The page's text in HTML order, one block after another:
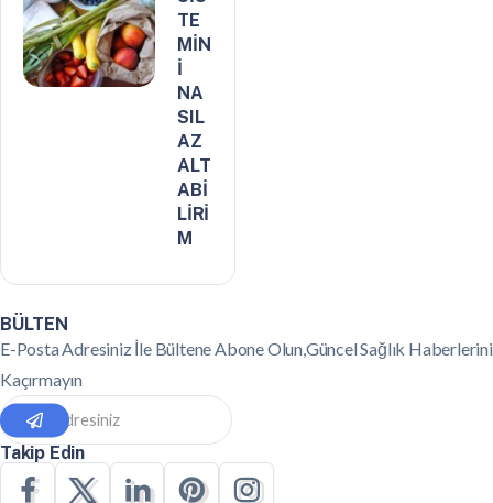
TE
MİN
İ
NA
SIL
AZ
ALT
ABİ
LİRİ
M
BÜLTEN
E-Posta Adresiniz İle Bültene Abone Olun,Güncel Sağlık Haberlerini
Kaçırmayın
Takip Edin